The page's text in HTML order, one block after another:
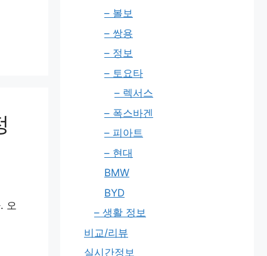
오
– 볼보
– 쌍용
– 정보
– 토요타
– 렉서스
– 폭스바겐
– 피아트
– 현대
BMW
BYD
– 생활 정보
비교/리뷰
실시간정보